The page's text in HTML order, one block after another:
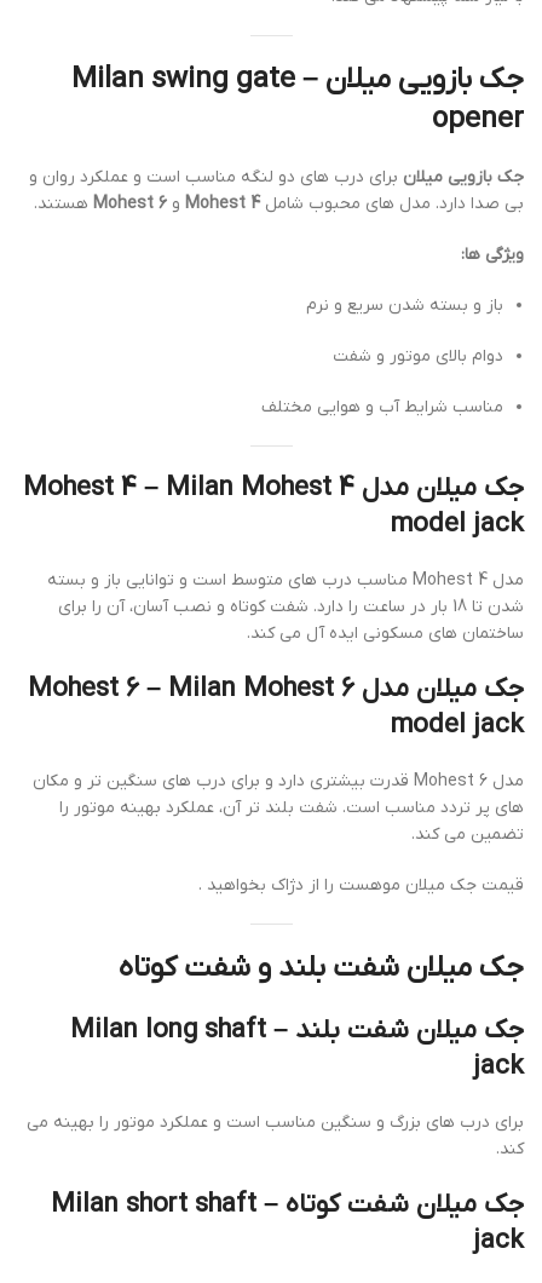
جک بازویی میلان – Milan swing gate
opener
جک بازویی میلان برای درب های دو لنگه مناسب است و عملکرد روان و
بی صدا دارد. مدل های محبوب شاملMohest 4 و Mohest 6 هستند.
ویژگی ها:
باز و بسته شدن سریع و نرم
دوام بالای موتور و شفت
مناسب شرایط آب و هوایی مختلف
جک میلان مدل Mohest 4 – Milan Mohest 4
model jack
مدل Mohest 4 مناسب درب های متوسط است و توانایی باز و بسته
شدن تا 18 بار در ساعت را دارد. شفت کوتاه و نصب آسان، آن را برای
ساختمان های مسکونی ایده آل می کند.
جک میلان مدل Mohest 6 – Milan Mohest 6
model jack
مدل Mohest 6 قدرت بیشتری دارد و برای درب های سنگین تر و مکان
های پر تردد مناسب است. شفت بلند تر آن، عملکرد بهینه موتور را
تضمین می کند.
قیمت جک میلان موهست را از دژاک بخواهید .
جک میلان شفت بلند و شفت کوتاه
جک میلان شفت بلند – Milan long shaft
jack
برای درب های بزرگ و سنگین مناسب است و عملکرد موتور را بهینه می
کند.
جک میلان شفت کوتاه – Milan short shaft
jack